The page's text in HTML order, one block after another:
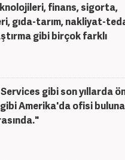
finans, sigorta,
gıda-tarım, nakliyat-
gibi birçok farklı
gibi son yıllarda
Amerika'da ofisi